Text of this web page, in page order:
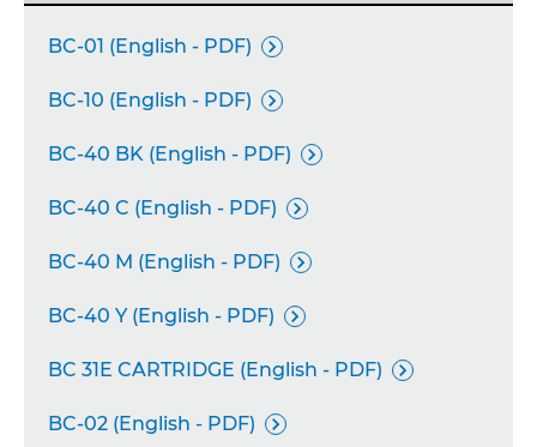
BC-01 (English - PDF) 
BC-10 (English - PDF) 
BC-40 BK (English - PDF) 
BC-40 C (English - PDF) 
BC-40 M (English - PDF) 
BC-40 Y (English - PDF) 
BC 31E CARTRIDGE (English - PDF) 
BC-02 (English - PDF) 